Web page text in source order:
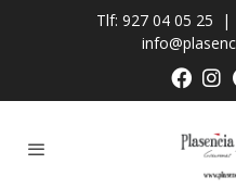
Tlf: 927 04 05 25 |